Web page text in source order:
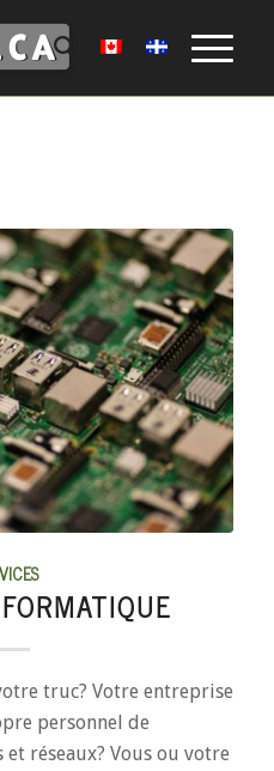
truc? Votre entreprise
personnel de
réseaux? Vous ou votre